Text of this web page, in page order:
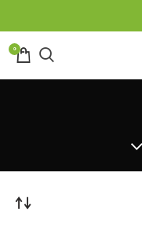
0